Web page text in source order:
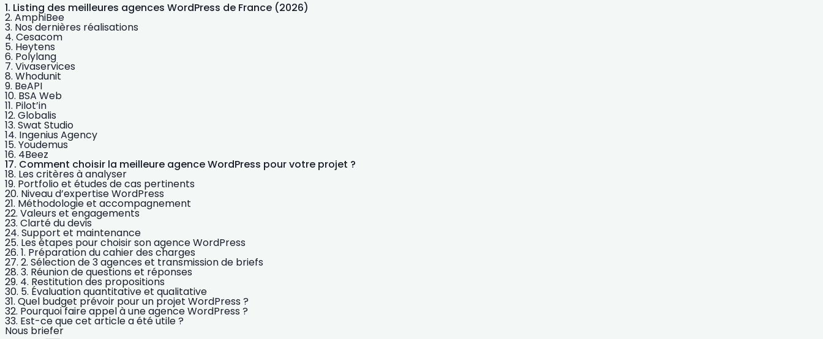
Listing des meilleures agences WordPress de France (2026)
AmphiBee
Nos dernières réalisations
Cesacom
Heytens
Polylang
Vivaservices
Whodunit
BeAPI
BSA Web
Pilot’in
Globalis
Swat Studio
Ingenius Agency
Youdemus
4Beez
Comment choisir la meilleure agence WordPress pour votre projet ?
Les critères à analyser
Portfolio et études de cas pertinents
Niveau d’expertise WordPress
Méthodologie et accompagnement
Valeurs et engagements
Clarté du devis
Support et maintenance
Les étapes pour choisir son agence WordPress
1. Préparation du cahier des charges
2. Sélection de 3 agences et transmission de briefs
3. Réunion de questions et réponses
4. Restitution des propositions
5. Évaluation quantitative et qualitative
Quel budget prévoir pour un projet WordPress ?
Pourquoi faire appel à une agence WordPress ?
Est-ce que cet article a été utile ?
Nous briefer